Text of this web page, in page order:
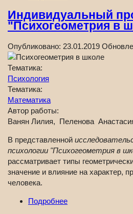
Индивидуальный
"Психогеометрия в
Опубликовано: 23.01.2019
Тематика:
Психология
Тематика:
Математика
Автор работы:
Ванян Лилия, Пеленова
В представленной
психологии "Психогеометрия в
рассматривает типы
значение и влияние на характер,
человека.
Подробнее